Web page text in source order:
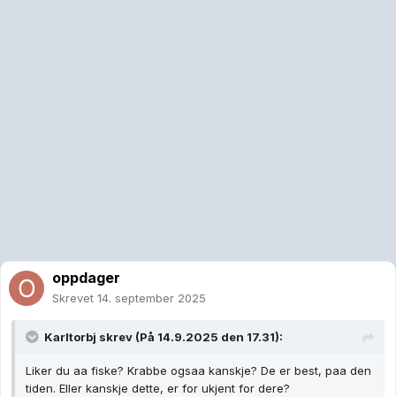
oppdager
Skrevet 14. september 2025
Karltorbj skrev (På 14.9.2025 den 17.31):
Liker du aa fiske? Krabbe ogsaa kanskje? De er best, paa den
tiden. Eller kanskje dette, er for ukjent for dere?